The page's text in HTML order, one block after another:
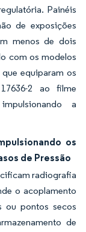
Painéis
de exposições
menos de dois
com os modelos
equiparam os
2 ao filme
a
os
de Pressão
radiografia
o acoplamento
ou pontos secos
de